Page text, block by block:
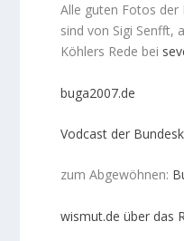
Alle guten Fotos der
sind von Sigi Senfft,
Köhlers Rede bei
buga2007.de
Vodcast der
zum Abgewöhnen:
wismut.de über das